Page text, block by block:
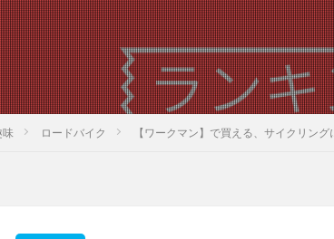
味 ロードバイク 【ワークマン】で買える、サイクリン